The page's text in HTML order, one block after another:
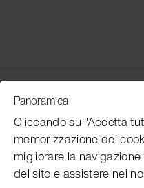
Customer Service
Subscribe Pacojet
Would you like to be
Panoramica
Cliccando su "Accetta
memorizzazione dei
migliorare la
del sito e assistere nei